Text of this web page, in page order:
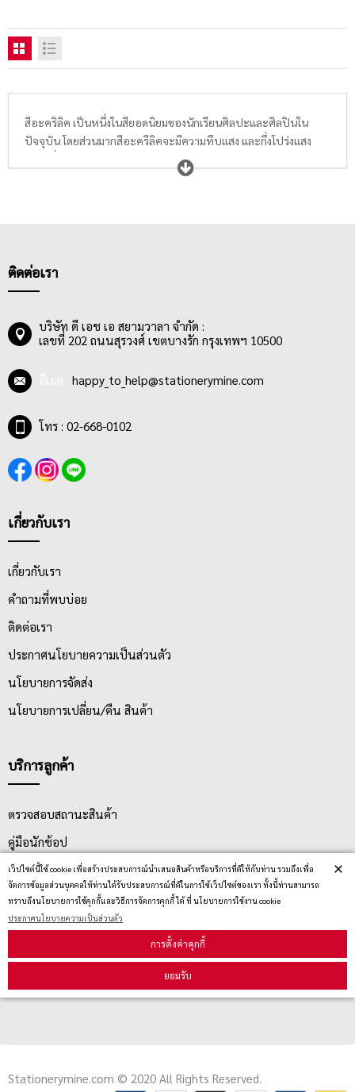
เว็ปไซต์นี้ใช้ cookie เพื่อสร้างประสบการณ์นำเสนอสินค้าหรือบริการที่ดีให้กับท่าน รวมถึงเพื่อ
จัดการข้อมูลส่วนบุคคลให้ท่านได้รับประสบการณ์ที่ดีในการใช้เว็ปไซต์ของเรา ทั้งนี้ท่านสามารถ
ทราบถึงนโยบายการใช้คุกกี้และวิธีการจัดการคุกกี้ ได้ ที่ นโยบายการใช้งาน cookie
ประกาศนโยบายความเป็นส่วนตัว
การตั้งค่าคุกกี้
ยอมรับ
×
สีอะคริลิค เป็นหนึ่งในสียอดนิยมของนักเรียนศิลปะและศิลปินใน
ปัจจุบัน โดยส่วนมากสีอะครีลิคจะมีความทึบแสง และกึ่งโปร่งแสง
เป็นสีที่มีส่วนผสมระหว่างผงสีและสารพลาสติกโพลิเมอร์ เช่น อะคริ
ลิค ( Acrylic ) หรือ ไวนิล (Vinyl) เป็นสีที่ถูกคิดค้นขึ้นมาใหม่ล่าสุด โดย
คุณสมบัติของสีอะคริลิคที่ดีนั้นต้องแห้งเร้ว สามารถแห้งได้ภายใน 1 -
6 ชั่วโมง ขึ้นอยู่กับสภาพอากาศ, ยึดติดกับทุกพื้นผิวได้ดี เช้น
สามารถกันน้ำเมื่อแห้งแล้วได้อีกด้วย ควรใช้คู่กับพู่กันสำหรับสีอะคริ
ลิคโดยเฉพาะ, จานสี, ผ้าใบแคนวาส หรือวัสดุอุปกรณ์ทางศิลปะอื่นๆ
ติดต่อเรา
บริษัท ดี เอช เอ สยามวาลา จำกัด :
เลขที่ 202 ถนนสุรวงศ์ เขตบางรัก กรุงเทพฯ 10500
happy_to_help@stationerymine.com
โทร : 02-668-0102
เกี่ยวกับเรา
เกี่ยวกับเรา
คำถามที่พบบ่อย
ติดต่อเรา
ประกาศนโยบายความเป็นส่วนตัว
นโยบายการจัดส่ง
นโยบายการเปลี่ยน/คืน สินค้า
บริการลูกค้า
ตรวจสอบสถานะสินค้า
คู่มือนักช้อป
วิธีลบคุกกี้
สมัครรับข่าวสาร
รับข่าวสาร
Stationerymine.com © 2020 All Rights Reserved.